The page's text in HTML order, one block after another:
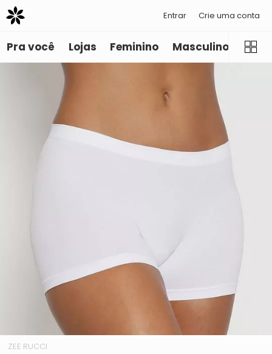
Entrar Crie uma conta
Pra você Lojas Feminino Masculino
ZEE RUCCI